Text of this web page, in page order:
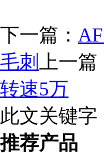
下一篇：
毛刺
上一篇
转速5万
此文关键字
推荐产品